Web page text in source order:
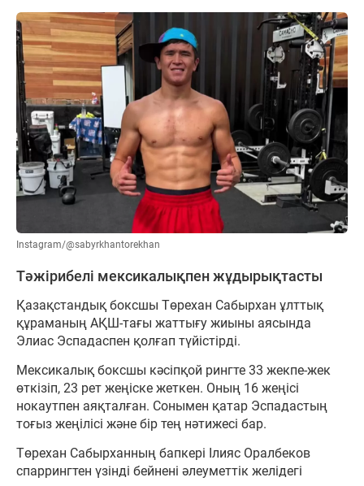
Instagram/@sabyrkhantorekhan
Тәжірибелі мексикалықпен жұдырықтасты
Қазақстандық боксшы Төрехан Сабырхан ұлттық
құраманың АҚШ-тағы жаттығу жиыны аясында
Элиас Эспадаспен қолғап түйістірді.
Мексикалық боксшы кәсіпқой рингте 33 жекпе-жек
өткізіп, 23 рет жеңіске жеткен. Оның 16 жеңісі
нокаутпен аяқталған. Сонымен қатар Эспадастың
тоғыз жеңілісі және бір тең нәтижесі бар.
Төрехан Сабырханның бапкері Ілияс Оралбеков
спаррингтен үзінді бейнені әлеуметтік желідегі